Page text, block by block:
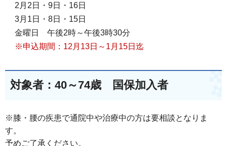
2月2日・9日・16日
3月1日・8日・15日
金曜日 午後2時～午後3時30分
※申込期間：12月13日～1月15日迄
対象者：40～74歳 国保加入者
※膝・腰の疾患で通院中や治療中の方は要相談となりま
す。
予めご了承ください。